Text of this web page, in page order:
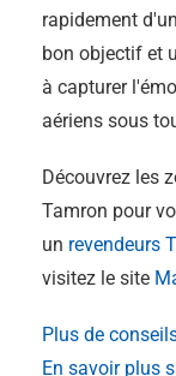
rapidement
bon objectif et
à capturer
aériens sous
Découvrez les
Tamron pour
un revendeurs
visitez le site
Plus de
En savoir plus